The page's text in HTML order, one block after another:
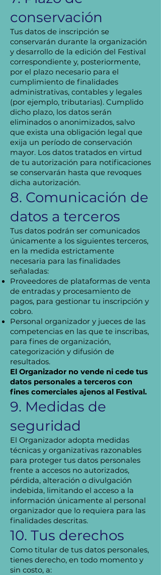
conservación
Tus datos de inscripción se
conservarán durante la organización
y desarrollo de la edición del Festival
correspondiente y, posteriormente,
por el plazo necesario para el
cumplimiento de finalidades
administrativas, contables y legales
(por ejemplo, tributarias). Cumplido
dicho plazo, los datos serán
eliminados o anonimizados, salvo
que exista una obligación legal que
exija un período de conservación
mayor. Los datos tratados en virtud
de tu autorización para notificaciones
se conservarán hasta que revoques
dicha autorización.
8. Comunicación de
datos a terceros
Tus datos podrán ser comunicados
únicamente a los siguientes terceros,
en la medida estrictamente
necesaria para las finalidades
señaladas:
Proveedores de plataformas de venta
de entradas y procesamiento de
pagos, para gestionar tu inscripción y
cobro.
Personal organizador y jueces de las
competencias en las que te inscribas,
para fines de organización,
categorización y difusión de
resultados.
El Organizador no vende ni cede tus
datos personales a terceros con
fines comerciales ajenos al Festival.
9. Medidas de
seguridad
El Organizador adopta medidas
técnicas y organizativas razonables
para proteger tus datos personales
frente a accesos no autorizados,
pérdida, alteración o divulgación
indebida, limitando el acceso a la
información únicamente al personal
organizador que lo requiera para las
finalidades descritas.
10. Tus derechos
Como titular de tus datos personales,
tienes derecho, en todo momento y
sin costo, a: